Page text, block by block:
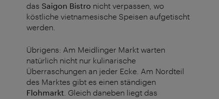
das Saigon Bistro nicht verpassen, wo
köstliche vietnamesische Speisen aufgetischt
werden.
Übrigens: Am Meidlinger Markt warten
natürlich nicht nur kulinarische
Überraschungen an jeder Ecke. Am Nordteil
des Marktes gibt es einen ständigen
Flohmarkt . Gleich daneben liegt das